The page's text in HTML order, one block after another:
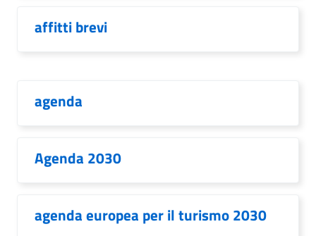
affitti brevi
agenda
Agenda 2030
agenda europea per il turismo 2030